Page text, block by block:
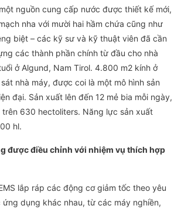
nguồn cung cấp nước được thiết kế mới,
nha với mười hai hầm chứa cũng như
biệt – các kỹ sư và kỹ thuật viên đã cần
các thành phần chính từ đầu cho nhà
ở Algund, Nam Tirol. 4.800 m2 kính ở
nhà máy, được coi là một mô hình sản
đại. Sản xuất lên đến 12 mẻ bia mỗi ngày,
trên 630 hectoliters. Năng lực sản xuất
hl.
được điều chỉnh với nhiệm vụ thích hợp
lắp ráp các động cơ giảm tốc theo yêu
dụng khác nhau, từ các máy nghiền,